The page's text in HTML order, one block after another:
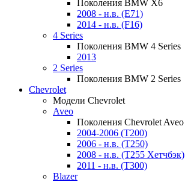
Поколения BMW X6
2008 - н.в. (E71)
2014 - н.в. (F16)
4 Series
Поколения BMW 4 Series
2013
2 Series
Поколения BMW 2 Series
Chevrolet
Модели Chevrolet
Aveo
Поколения Chevrolet Aveo
2004-2006 (T200)
2006 - н.в. (T250)
2008 - н.в. (T255 Хетчбэк)
2011 - н.в. (Т300)
Blazer